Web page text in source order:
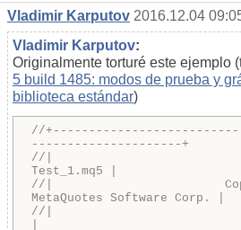
Vladimir Karputov 2016.12.04
Vladimir Karputov:
Originalmente torturé este ejemplo
5 build 1485: modos de prueba y
biblioteca estándar)
//
---------------------+
Test_1.mq5 |
//| Copyright
MetaQuotes Software Corp. |
//| http://